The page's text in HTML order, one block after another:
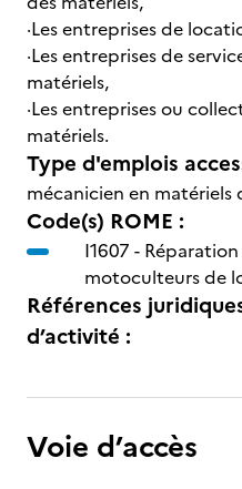
·Les entreprises de
·Les entreprises de
matériels,
·Les entreprises ou
matériels.
Type d'emplois
mécanicien en matériels
Code(s) ROME :
I1607 -
motoculteurs de
Références
d’activité :
Voie d’accès